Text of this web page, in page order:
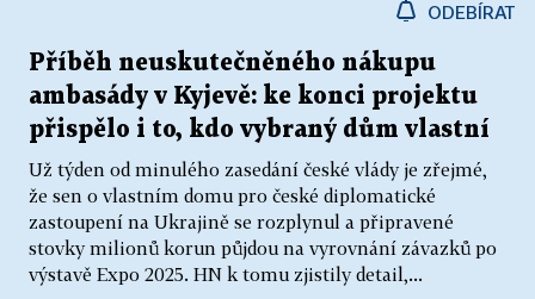
ODEBÍRAT
Příběh neuskutečněného nákupu
ambasády v Kyjevě: ke konci projektu
přispělo i to, kdo vybraný dům vlastní
Už týden od minulého zasedání české vlády je zřejmé,
že sen o vlastním domu pro české diplomatické
zastoupení na Ukrajině se rozplynul a připravené
stovky milionů korun půjdou na vyrovnání závazků po
výstavě Expo 2025. HN k tomu zjistily detail,...